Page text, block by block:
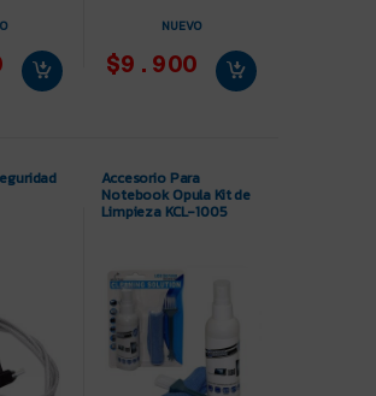
NUEVO
$9.900
Accesorio Para
Notebook Opula Kit de
Limpieza KCL-1005